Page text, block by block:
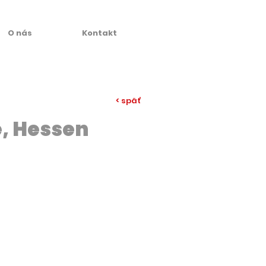
O nás Kontakt
< späť
Hessen